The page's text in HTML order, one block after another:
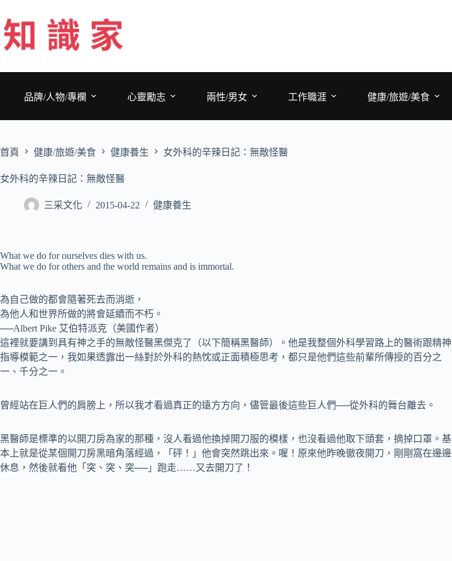
至
主
要
品牌/人物/專欄
心靈勵志 兩性/男女 工作職涯 健康/旅遊/美食
首頁 健康/旅遊/美食 健康養生 女外科的辛辣日記：無敵怪醫
女外科的辛辣日記：無敵怪醫
三采文化 2015-04-22 健康養生
What we do for ourselves dies with us.
What we do for others and the world remains and is immortal.
為自己做的都會隨著死去而消逝，
為他人和世界所做的將會延續而不朽。
──Albert Pike 艾伯特派克（美國作者）
這裡就要講到具有神之手的無敵怪醫黑傑克了（以下簡稱黑醫師）。他是我整個外科學習路上的醫術跟精神
指導模範之一，我如果透露出一絲對於外科的熱忱或正面積極思考，都只是他們這些前輩所傳授的百分之
一、千分之一。
曾經站在巨人們的肩膀上，所以我才看過真正的遠方方向，儘管最後這些巨人們──從外科的舞台離去。
黑醫師是標準的以開刀房為家的那種，沒人看過他換掉開刀服的模樣，也沒看過他取下頭套，摘掉口罩。基
本上就是從某個開刀房黑暗角落經過，「砰！」他會突然跳出來。喔！原來他昨晚徹夜開刀，剛剛窩在邊邊
休息，然後就看他「突、突、突──」跑走……又去開刀了！